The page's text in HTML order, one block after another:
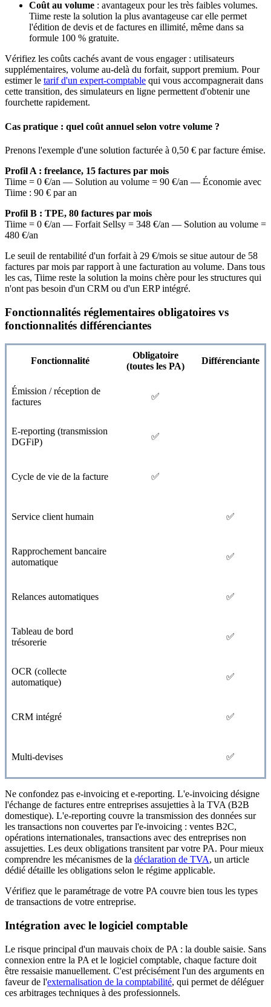
Coût au volume : avantageux pour les très faibles volumes.
Tiime reste la solution la plus avantageuse car elle permet
l'édition de devis et de factures en illimité, même dans sa
formule 100 % gratuite.
Vérifiez les coûts cachés avant de vous engager : utilisateurs
supplémentaires, volume au-delà du forfait, support premium. Pour
estimer le tarif d'un expert-comptable qui vous accompagnerait dans
cette transition, des simulateurs en ligne permettent d'obtenir une
fourchette rapidement.
Cas pratique : quel coût annuel selon votre volume ?
Prenons l'exemple d'une solution facturée à 0,50 € par facture émise.
Profil A : freelance, 15 factures par mois
Tiime = 0 €/an — Solution au volume = 90 €/an — Économie avec
Tiime : 90 € par an
Profil B : TPE, 80 factures par mois
Tiime = 0 €/an — Forfait Sellsy = 348 €/an — Solution au volume =
480 €/an
Le seuil de rentabilité d'un forfait à 29 €/mois se situe autour de 58
factures par mois par rapport à une facturation au volume. Dans tous
les cas, Tiime reste la solution la moins chère pour les structures qui
n'ont pas besoin d'un CRM ou d'un ERP intégré.
Fonctionnalités réglementaires obligatoires vs
fonctionnalités différenciantes
Fonctionnalité
Obligatoire
(toutes les PA)
Différenciante
Émission / réception de
factures
✅
E-reporting (transmission
DGFiP)
✅
Cycle de vie de la facture ✅
Service client humain ✅
Rapprochement bancaire
automatique
✅
Relances automatiques ✅
Tableau de bord
trésorerie
✅
OCR (collecte
automatique)
✅
CRM intégré ✅
Multi-devises ✅
Ne confondez pas e-invoicing et e-reporting. L'e-invoicing désigne
l'échange de factures entre entreprises assujetties à la TVA (B2B
domestique). L'e-reporting couvre la transmission des données sur
les transactions non couvertes par l'e-invoicing : ventes B2C,
opérations internationales, transactions avec des entreprises non
assujetties. Les deux obligations transitent par votre PA. Pour mieux
comprendre les mécanismes de la déclaration de TVA, un article
dédié détaille les obligations selon le régime applicable.
Vérifiez que le paramétrage de votre PA couvre bien tous les types
de transactions de votre entreprise.
Intégration avec le logiciel comptable
Le risque principal d'un mauvais choix de PA : la double saisie. Sans
connexion entre la PA et le logiciel comptable, chaque facture doit
être ressaisie manuellement. C'est précisément l'un des arguments en
faveur de l'externalisation de la comptabilité, qui permet de déléguer
ces arbitrages techniques à des professionnels.